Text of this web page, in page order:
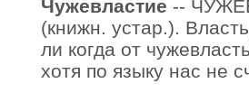
Чужевластие --
(книжн. устар.).
ли когда от
хотя по языку нас не